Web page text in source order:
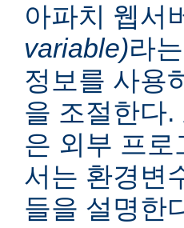
아파치 웹서
variable)라
정보를 사용
을 조절한다
은 외부 프
서는 환경변
들을 설명한